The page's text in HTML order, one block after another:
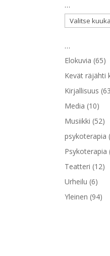
…
…
…
Elokuvia (65)
Kevät räjähti
Kirjallisuus
Media (10)
Musiikki (52)
psykoterapia
Psykoterapia
Teatteri (12)
Urheilu (6)
Yleinen (94)